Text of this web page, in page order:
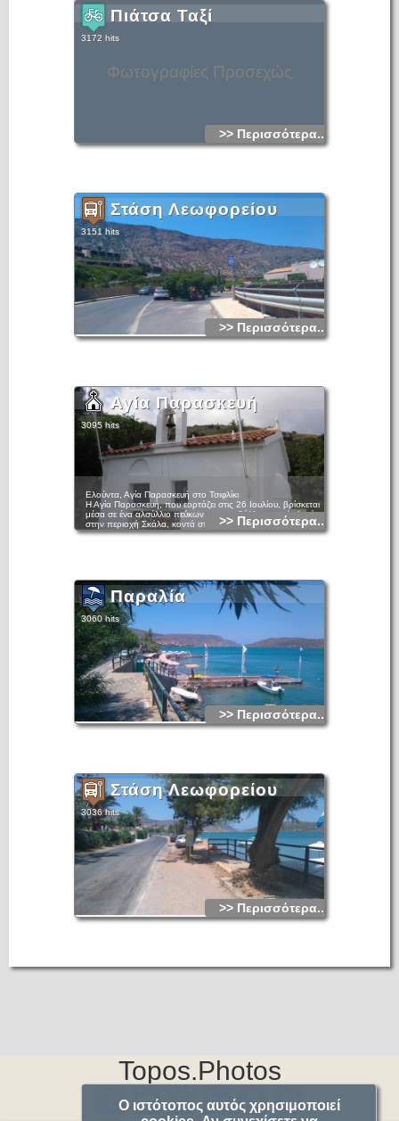
Φωτογραφίες Προσεχώς
Πιάτσα Ταξί
3172 hits
>> Περισσότερα...
Στάση Λεωφορείου
3151 hits
>> Περισσότερα...
Αγία Παρασκευή
3095 hits
Ελούντα, Αγία Παρασκευή στο Τσιφλίκι
Η Αγία Παρασκευή, που εορτάζει στις 26 Ιουλίου, βρίσκεται
μέσα σε ένα αλσύλλιο πεύκων και περιβάλλεται από ελαιώνες,
στην περιοχή Σκάλα, κοντά στο συνοικισμό Τσιφλίκι της
Ελούντας. Η θέση, μερικές δεκάδες μέτρα από τη θάλασσα,
ανακουφιστικό τόξο, στη νότια όψη. Από την παρούσα
μορφή του μνημείου είναι εμφανές ότι έχει υποστεί πολλές
επεμβάσεις στο πέρασμα των αιώνων. Στον περίβολό του
εντοπίζονται δύο κλειστές κτιστές υδατοδεξαμενές.
Ο ναός της Αγίας Παρασκευής αποτυπώνεται τα έτη 1613,
1614, 1618 και 1631 σε χάρτες και σχέδια της
Βενετοκρατίας.
>> Περισσότερα...
Παραλία
3060 hits
>> Περισσότερα...
Στάση Λεωφορείου
3036 hits
>> Περισσότερα...
Topos.Photos
Ο ιστότοπος αυτός χρησιμοποιεί